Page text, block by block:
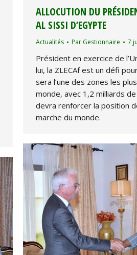
ALLOCUTION DU
AL SISSI D’EGYPTE
Actualités Par Gestionnaire 7
Président en exercice de
lui, la ZLECAf est un défi
sera l’une des zones les
monde, avec 1,2 milliards
devra renforcer la position
marche du monde.